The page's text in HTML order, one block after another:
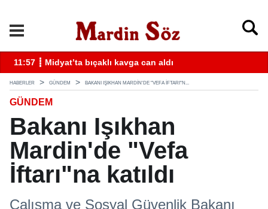
11:57 ┋ Midyat’ta bıçaklı kavga can aldı
HABERLER GÜNDEM BAKANI IŞIKHAN MARDIN'DE "VEFA İFTARI"N...
GÜNDEM
Bakanı Işıkhan
Mardin'de "Vefa
İftarı"na katıldı
Çalışma ve Sosyal Güvenlik Bakanı